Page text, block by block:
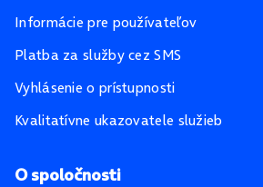
Informácie pre používateľov
Platba za služby cez SMS
Vyhlásenie o prístupnosti
Kvalitatívne ukazovatele služieb
O spoločnosti